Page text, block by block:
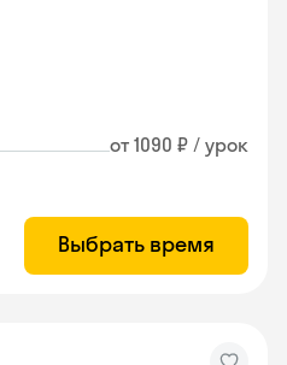
от 1090 ₽ / урок
Выбрать время